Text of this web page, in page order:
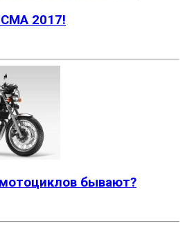
2017!
бывают?